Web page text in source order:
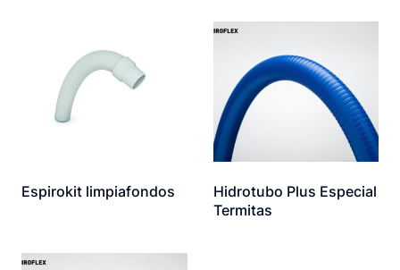
Espirokit limpiafondos
Hidrotubo Plus Especial
Termitas